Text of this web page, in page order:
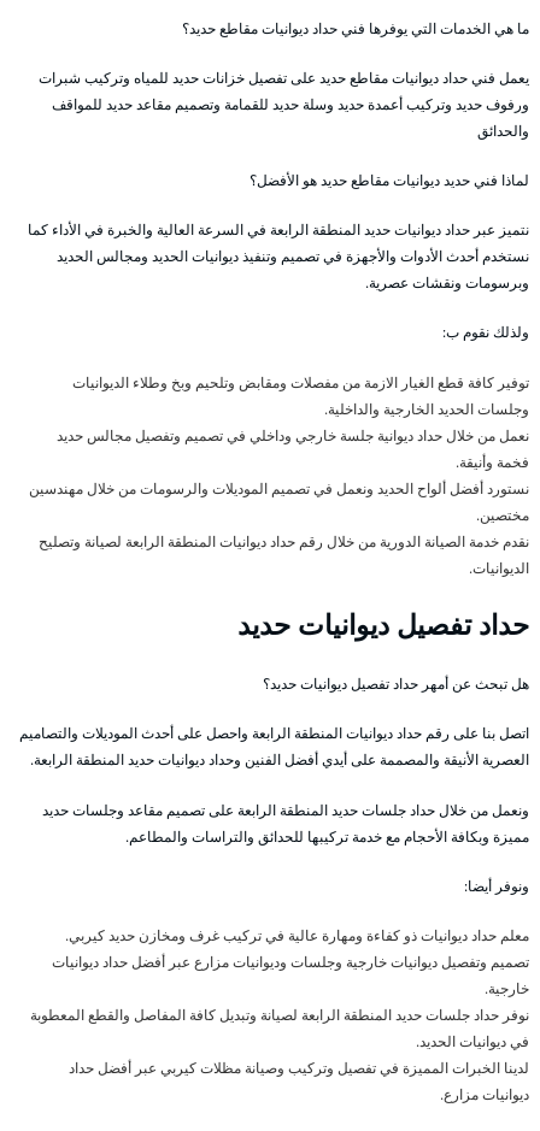
ما هي الخدمات التي يوفرها فني حداد ديوانيات مقاطع حديد؟
يعمل فني حداد ديوانيات مقاطع حديد على تفصيل خزانات حديد للمياه وتركيب شبرات
ورفوف حديد وتركيب أعمدة حديد وسلة حديد للقمامة وتصميم مقاعد حديد للمواقف
والحدائق
لماذا فني حديد ديوانيات مقاطع حديد هو الأفضل؟
نتميز عبر حداد ديوانيات حديد المنطقة الرابعة في السرعة العالية والخبرة في الأداء كما
نستخدم أحدث الأدوات والأجهزة في تصميم وتنفيذ ديوانيات الحديد ومجالس الحديد
وبرسومات ونقشات عصرية.
ولذلك نقوم ب:
توفير كافة قطع الغيار الازمة من مفصلات ومقابض وتلحيم وبخ وطلاء الديوانيات
وجلسات الحديد الخارجية والداخلية.
نعمل من خلال حداد ديوانية جلسة خارجي وداخلي في تصميم وتفصيل مجالس حديد
فخمة وأنيقة.
نستورد أفضل ألواح الحديد ونعمل في تصميم الموديلات والرسومات من خلال مهندسين
مختصين.
نقدم خدمة الصيانة الدورية من خلال رقم حداد ديوانيات المنطقة الرابعة لصيانة وتصليح
الديوانيات.
حداد تفصيل ديوانيات حديد
هل تبحث عن أمهر حداد تفصيل ديوانيات حديد؟
اتصل بنا على رقم حداد ديوانيات المنطقة الرابعة واحصل على أحدث الموديلات والتصاميم
العصرية الأنيقة والمصممة على أيدي أفضل الفنين وحداد ديوانيات حديد المنطقة الرابعة.
ونعمل من خلال حداد جلسات حديد المنطقة الرابعة على تصميم مقاعد وجلسات حديد
مميزة وبكافة الأحجام مع خدمة تركيبها للحدائق والتراسات والمطاعم.
ونوفر أيضا:
معلم حداد ديوانيات ذو كفاءة ومهارة عالية في تركيب غرف ومخازن حديد كيربي.
تصميم وتفصيل ديوانيات خارجية وجلسات وديوانيات مزارع عبر أفضل حداد ديوانيات
خارجية.
نوفر حداد جلسات حديد المنطقة الرابعة لصيانة وتبديل كافة المفاصل والقطع المعطوبة
في ديوانيات الحديد.
لدينا الخبرات المميزة في تفصيل وتركيب وصيانة مظلات كيربي عبر أفضل حداد
ديوانيات مزارع.